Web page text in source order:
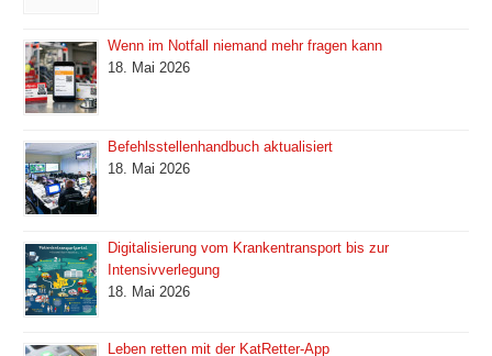
Wenn im Notfall niemand mehr fragen kann
18. Mai 2026
Befehlsstellenhandbuch aktualisiert
18. Mai 2026
Digitalisierung vom Krankentransport bis zur
Intensivverlegung
18. Mai 2026
Leben retten mit der KatRetter-App